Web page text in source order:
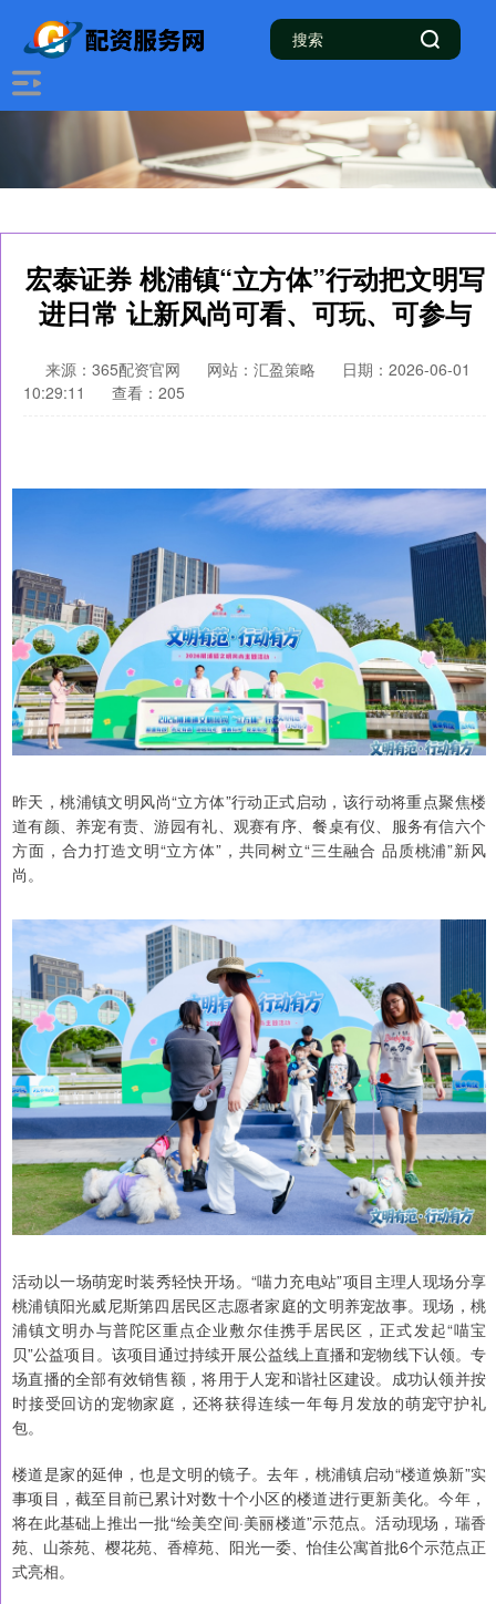
宏泰证券 桃浦镇“立方体”行动把文明写
进日常 让新风尚可看、可玩、可参与
来源：365配资官网 网站：汇盈策略
日期：2026-06-01
10:29:11
查看：205
昨天，桃浦镇文明风尚“立方体”行动正式启动，该行动将重点聚焦楼
道有颜、养宠有责、游园有礼、观赛有序、餐桌有仪、服务有信六个
方面，合力打造文明“立方体”，共同树立“三生融合 品质桃浦”新风
尚。
活动以一场萌宠时装秀轻快开场。“喵力充电站”项目主理人现场分享
桃浦镇阳光威尼斯第四居民区志愿者家庭的文明养宠故事。现场，桃
浦镇文明办与普陀区重点企业敷尔佳携手居民区，正式发起“喵宝
贝”公益项目。该项目通过持续开展公益线上直播和宠物线下认领。专
场直播的全部有效销售额，将用于人宠和谐社区建设。成功认领并按
时接受回访的宠物家庭，还将获得连续一年每月发放的萌宠守护礼
包。
楼道是家的延伸，也是文明的镜子。去年，桃浦镇启动“楼道焕新”实
事项目，截至目前已累计对数十个小区的楼道进行更新美化。今年，
将在此基础上推出一批“绘美空间·美丽楼道”示范点。活动现场，瑞香
苑、山茶苑、樱花苑、香樟苑、阳光一委、怡佳公寓首批6个示范点正
式亮相。